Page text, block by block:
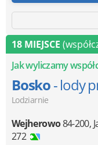
18 MIEJSCE
Jak wyliczamy
Bosko- lody
Lodziarnie
Wejherowo84-200,
272